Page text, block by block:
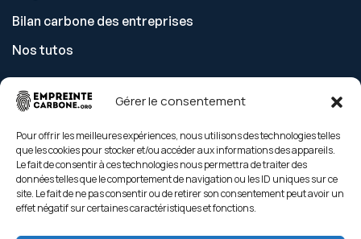
Gérer le consentement
Pour offrir les meilleures expériences, nous utilisons des technologies telles
que les cookies pour stocker et/ou accéder aux informations des appareils.
Le fait de consentir à ces technologies nous permettra de traiter des
données telles que le comportement de navigation ou les ID uniques sur ce
site. Le fait de ne pas consentir ou de retirer son consentement peut avoir un
effet négatif sur certaines caractéristiques et fonctions.
Bilan carbone des entreprises
Nos tutos
Découvrir
Tarifs
Nos gestes climat
Contact